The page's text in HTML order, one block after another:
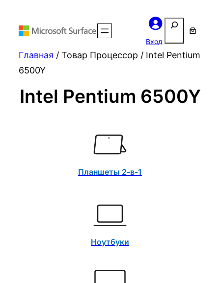
Вход
Поиск
Главная / Товар Процессор / Intel Pentium
6500Y
Intel Pentium 6500Y
Планшеты 2-в-1
Ноутбуки